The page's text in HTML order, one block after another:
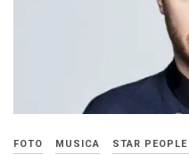
FOTO MUSICA STAR PEOPLE